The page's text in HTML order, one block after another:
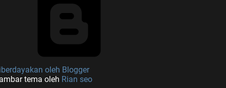
oleh Blogger
tema oleh Rian seo